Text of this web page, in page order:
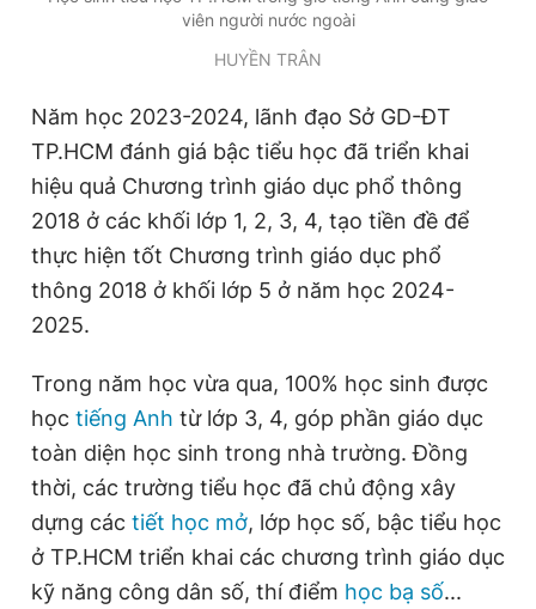
viên người nước ngoài
HUYỀN TRÂN
Năm học 2023-2024, lãnh đạo Sở GD-ĐT
TP.HCM đánh giá bậc tiểu học đã triển khai
hiệu quả Chương trình giáo dục phổ thông
2018 ở các khối lớp 1, 2, 3, 4, tạo tiền đề để
thực hiện tốt Chương trình giáo dục phổ
thông 2018 ở khối lớp 5 ở năm học 2024-
2025.
Trong năm học vừa qua, 100% học sinh được
học tiếng Anh từ lớp 3, 4, góp phần giáo dục
toàn diện học sinh trong nhà trường. Đồng
thời, các trường tiểu học đã chủ động xây
dựng các tiết học mở, lớp học số, bậc tiểu học
ở TP.HCM triển khai các chương trình giáo dục
kỹ năng công dân số, thí điểm học bạ số...